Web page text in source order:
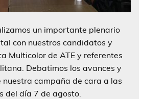
un importante plenario
con nuestros candidatos y
Multicolor de ATE y referentes
Debatimos los avances y
campaña de cara a las
del día 7 de agosto.